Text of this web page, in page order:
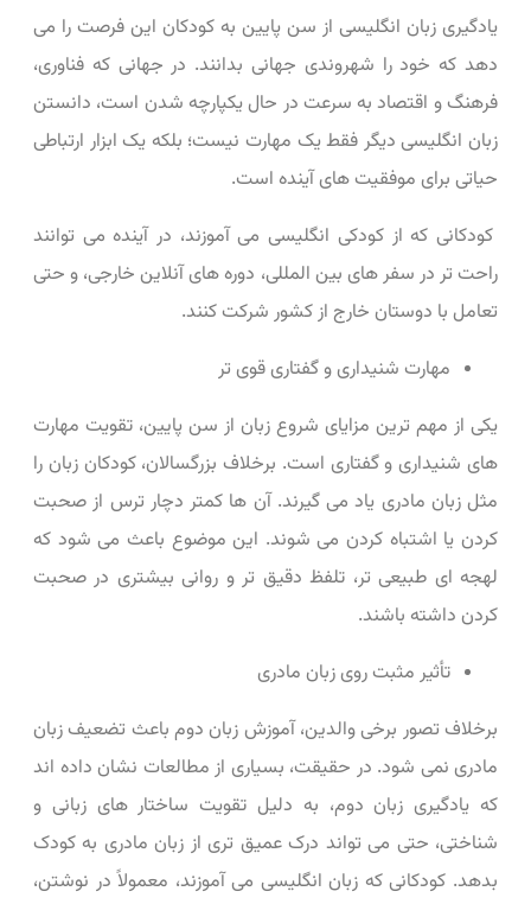
یادگیری زبان انگلیسی از سن پایین به کودکان این فرصت را می
‌دهد که خود را شهروندی جهانی بدانند. در جهانی که فناوری،
فرهنگ و اقتصاد به سرعت در حال یکپارچه شدن است، دانستن
زبان انگلیسی دیگر فقط یک مهارت نیست؛ بلکه یک ابزار ارتباطی
حیاتی برای موفقیت‌ های آینده است.
کودکانی که از کودکی انگلیسی می ‌آموزند، در آینده می ‌توانند
راحت ‌تر در سفر های بین ‌المللی، دوره‌ های آنلاین خارجی، و حتی
تعامل با دوستان خارج از کشور شرکت کنند.
مهارت شنیداری و گفتاری قوی ‌تر
یکی از مهم ‌ترین مزایای شروع زبان از سن پایین، تقویت مهارت
‌های شنیداری و گفتاری است. برخلاف بزرگسالان، کودکان زبان را
مثل زبان مادری یاد می‌ گیرند. آن‌ ها کمتر دچار ترس از صحبت
کردن یا اشتباه کردن می‌ شوند. این موضوع باعث می ‌شود که
لهجه‌ ای طبیعی ‌تر، تلفظ دقیق ‌تر و روانی بیشتری در صحبت
کردن داشته باشند.
تأثیر مثبت روی زبان مادری
برخلاف تصور برخی والدین، آموزش زبان دوم باعث تضعیف زبان
مادری نمی ‌شود. در حقیقت، بسیاری از مطالعات نشان داده ‌اند
که یادگیری زبان دوم، به دلیل تقویت ساختار های زبانی و
شناختی، حتی می‌ تواند درک عمیق‌ تری از زبان مادری به کودک
بدهد. کودکانی که زبان انگلیسی می ‌آموزند، معمولاً در نوشتن،